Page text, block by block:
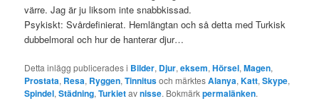
värre. Jag är ju liksom inte snabbkissad.
Psykiskt: Svårdefinierat. Hemlängtan och så detta med Turkisk
dubbelmoral och hur de hanterar djur…
Detta inlägg publicerades i Bilder, Djur,eksem,Hörsel,Magen,
Prostata, Resa, Ryggen,Tinnitusoch märktesAlanya,Katt,Skype,
Spindel,Städning,Turkietavnisse. Bokmärkpermalänken.